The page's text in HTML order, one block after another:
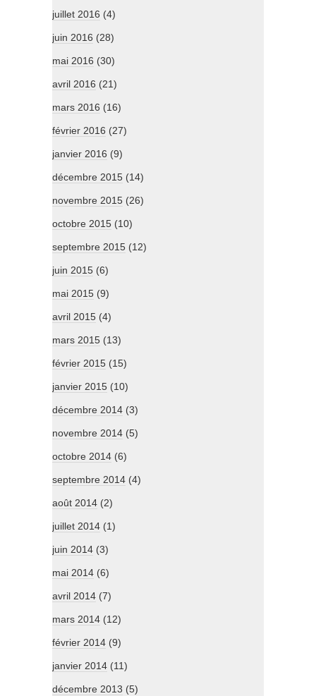
juillet 2016 (4)
juin 2016 (28)
mai 2016 (30)
avril 2016 (21)
mars 2016 (16)
février 2016 (27)
janvier 2016 (9)
décembre 2015 (14)
novembre 2015 (26)
octobre 2015 (10)
septembre 2015 (12)
juin 2015 (6)
mai 2015 (9)
avril 2015 (4)
mars 2015 (13)
février 2015 (15)
janvier 2015 (10)
décembre 2014 (3)
novembre 2014 (5)
octobre 2014 (6)
septembre 2014 (4)
août 2014 (2)
juillet 2014 (1)
juin 2014 (3)
mai 2014 (6)
avril 2014 (7)
mars 2014 (12)
février 2014 (9)
janvier 2014 (11)
décembre 2013 (5)